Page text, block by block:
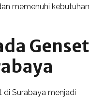
memenuhi kebutuhan
Genset
di Surabaya menjadi